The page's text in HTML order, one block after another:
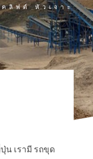
ลิฟต์ หัวเจาะ
น เรามี รถขุด